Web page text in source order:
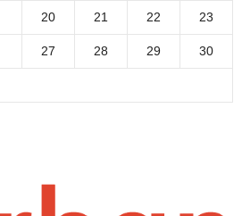
20 21 22 23
27 28 29 30